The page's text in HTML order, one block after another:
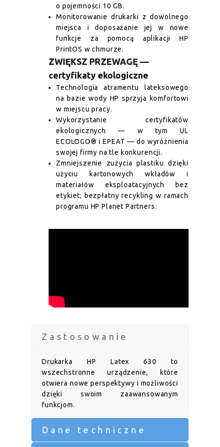
o pojemności 10 GB.
Monitorowanie drukarki z dowolnego
miejsca i doposażanie jej w nowe
funkcje za pomocą aplikacji HP
PrintOS w chmurze.
ZWIĘKSZ PRZEWAGĘ —
certyfikaty ekologiczne
Technologia atramentu lateksowego
na bazie wody HP sprzyja komfortowi
w miejscu pracy.
Wykorzystanie certyfikatów
ekologicznych — w tym UL
ECOLOGO® i EPEAT — do wyróżnienia
swojej firmy na tle konkurencji.
Zmniejszenie zużycia plastiku dzięki
użyciu kartonowych wkładów i
materiałów eksploatacyjnych bez
etykiet; bezpłatny recykling w ramach
programu HP Planet Partners.
Zastosowanie
Drukarka HP Latex 630 to
wszechstronne urządzenie, które
otwiera nowe perspektywy i możliwości
dzięki swoim zaawansowanym
funkcjom.
Dane techniczne